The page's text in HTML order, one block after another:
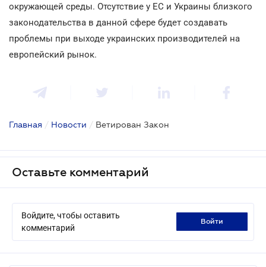
окружающей среды. Отсутствие у ЕС и Украины близкого
законодательства в данной сфере будет создавать
проблемы при выходе украинских производителей на
европейский рынок.
Главная / Новости / Ветирован Закон
Оставьте комментарий
Войдите, чтобы оставить
комментарий
войти